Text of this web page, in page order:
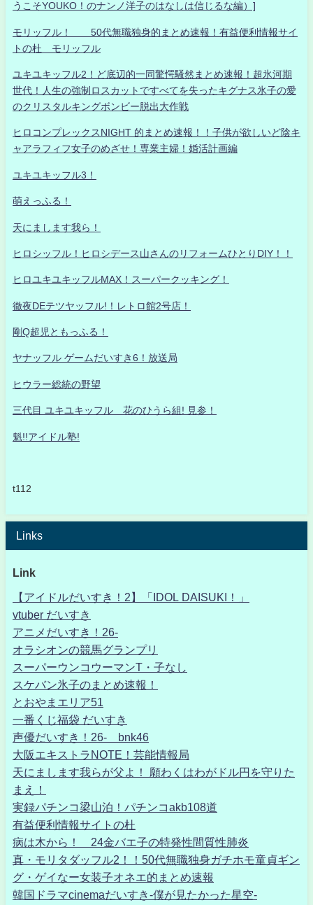
うこそYOUKO！のナンノ洋子のはなしは信じるな編）]
モリッフル！ 50代無職独身的まとめ速報！有益便利情報サイ
トの杜 モリッフル
ユキユキッフル2！ど底辺的一同驚愕騒然まとめ速報！超氷河期
世代！人生の強制ロスカットですべてを失ったキグナス氷子の愛
のクリスタルキングボンビー脱出大作戦
ヒロコンプレックスNIGHT 的まとめ速報！！子供が欲しいど陰キ
ャアラフィフ女子のめざせ！専業主婦！婚活計画編
ユキユキッフル3！
萌えっふる！
天にまします我ら！
ヒロシッフル！ヒロシデース山さんのリフォームひとりDIY！！
ヒロユキユキッフルMAX！スーパークッキング！
徹夜DEテツヤッフル!！レトロ館2号店！
剛Q超児ともっふる！
ヤナッフル ゲームだいすき6！放送局
ヒウラー総統の野望
三代目 ユキユキッフル 花のひうら組! 見参！
魁!!アイドル塾!
t112
Links
Link
【アイドルだいすき！2】「IDOL DAISUKI！」
vtuber だいすき
アニメだいすき！26-
オラシオンの競馬グランプリ
スーパーウンコウーマンT・子なし
スケバン氷子のまとめ速報！
とおやまエリア51
一番くじ福袋 だいすき
声優だいすき！26- bnk46
大阪エキストラNOTE！芸能情報局
天にまします我らが父よ！ 願わくはわがドル円を守りた
まえ！
実録パチンコ梁山泊！パチンコakb108道
有益便利情報サイトの杜
病は木から！ 24金バエ子の特発性間質性肺炎
真・モリタダッフル2！！50代無職独身ガチホモ童貞ギン
グ・ゲイなー女装子オネエ的まとめ速報
韓国ドラマcinemaだいすき-僕が見たかった星空-